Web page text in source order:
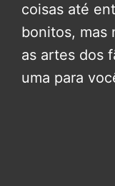
coisas até
bonitos, mas
as artes dos
uma para